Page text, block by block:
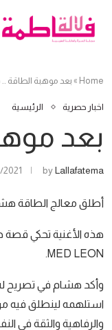
Home
» بعد موهبة الطاقة ..
اخبار حصرية الرئيسية
بعد
byLallafatema
2021
أطلق معالج الطاقة
هذه الأغنية تحكي قصة
MED LEON.
وأكد هشام في تصريح
استلهمه لينطلق فيه من
والرفاهية والثقة في